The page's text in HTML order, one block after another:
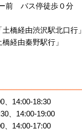
前 バス停徒歩０分
橋経由渋沢駅北口行」
経由秦野駅行」
、14:00-18:30
、14:00-19:00
、14:00-17:00